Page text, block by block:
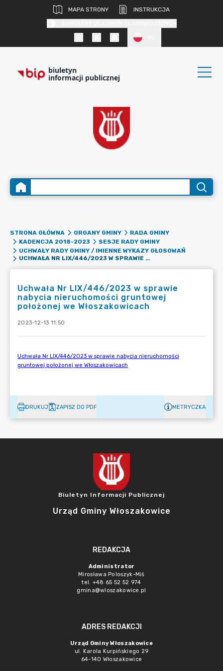
MAPA STRONY
INSTRUKCJA
biuletyn
informacji publicznej
STRONA GŁÓWNA ORGANY GMINY
RADA GMINY
KADENCJA 2018-2023
SESJE RADY GMINY
UCHWAŁY RADY GMINY / IMIENNE WYKAZY GŁOSOWAŃ
UCHWAŁA NR LIX/446/2023 W SPRAWIE NABYCIA NIERUCHOMOŚCI GRUNTOWEJ POŁOŻONEJ WE WŁOSZAKOWICACH
Uchwała Nr LIX/446/2023 w sprawie
nabycia nieruchomości gruntowej
położonej we Włoszakowicach
2023-12-13 11:50
DRUKUJ ZAPISZ DO PDF METRYCZKA
Biuletyn Informacji Publicznej
Urząd Gminy Włoszakowice
REDAKCJA
Administrator
Mirosława Poloszyk-Miś
tel. +48 65 52 52 974
gmina@wloszakowice.pl
ADRES REDAKCJI
Urząd Gminy Włoszakowice
ul. Karola Kurpińskiego 29
64-140 Włoszakowice